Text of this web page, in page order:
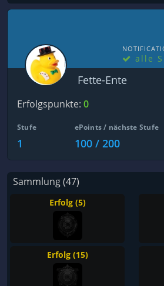
alle
Fette-Ente
Erfolgspunkte: 0
Stufe
1
ePoints / nächste Stufe
100 / 200
Sammlung (47)
Erfolg (5)
Erfolg (15)